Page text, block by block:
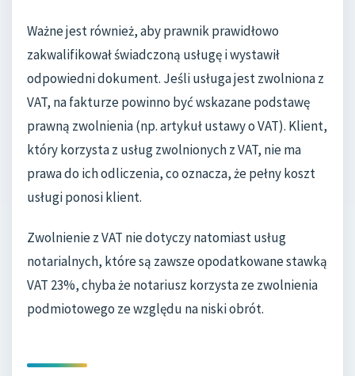
Ważne jest również, aby prawnik prawidłowo
zakwalifikował świadczoną usługę i wystawił
odpowiedni dokument. Jeśli usługa jest zwolniona z
VAT, na fakturze powinno być wskazane podstawę
prawną zwolnienia (np. artykuł ustawy o VAT). Klient,
który korzysta z usług zwolnionych z VAT, nie ma
prawa do ich odliczenia, co oznacza, że pełny koszt
usługi ponosi klient.
Zwolnienie z VAT nie dotyczy natomiast usług
notarialnych, które są zawsze opodatkowane stawką
VAT 23%, chyba że notariusz korzysta ze zwolnienia
podmiotowego ze względu na niski obrót.